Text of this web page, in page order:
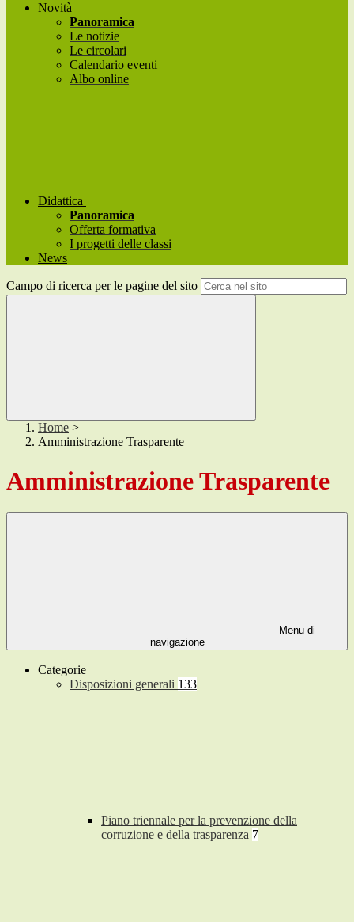
Novità
Panoramica
Le notizie
Le circolari
Calendario eventi
Albo online
Didattica
Panoramica
Offerta formativa
I progetti delle classi
News
Campo di ricerca per le pagine del sito
Home >
Amministrazione Trasparente
Amministrazione Trasparente
Menu di
navigazione
Categorie
Disposizioni generali 133
Piano triennale per la prevenzione della
corruzione e della trasparenza 7